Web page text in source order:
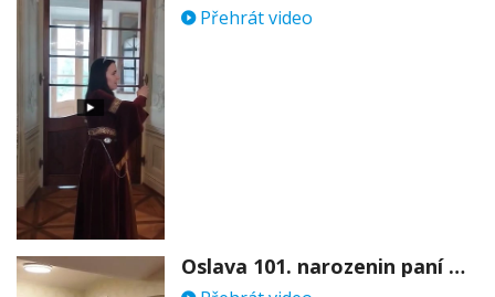
Přehrát video
Oslava 101. narozenin paní Věry Skořepové